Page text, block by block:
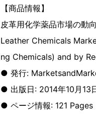
【商品情報】
皮革用化学薬品市場の動
Leather Chemicals
ng Chemicals) and by
● 発行:
● 出版日: 2014年10月13
● ページ情報: 121 Pages